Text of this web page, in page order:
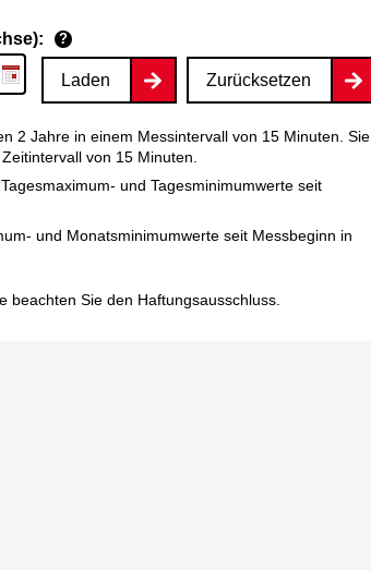
?
Laden Zurücksetzen
2 Jahre in einem Messintervall von 15 Minuten. Sie
von 15 Minuten.
und Tagesminimumwerte seit
und Monatsminimumwerte seit Messbeginn in
beachten Sie den Haftungsausschluss.